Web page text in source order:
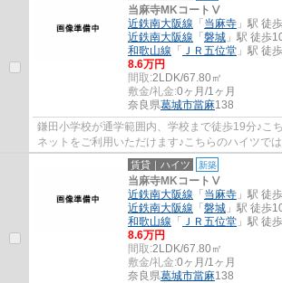
当麻寺MKコートⅤ
近鉄南大阪線 「 当麻寺 」駅 徒
近鉄南大阪線 「 磐城 」駅 徒歩
和歌山線 「 ＪＲ五位堂 」駅 徒
8.6万円
間取:2LDK/67.80㎡
敷金/礼金:0ヶ月/1ヶ月
奈良県葛城市當麻138
鎌田小学校が通学範囲内、学校まで徒歩19分♪こ
ネットをご利用いただけます♪こちらのハイツで
飼うことができます♪葛城市や近鉄南大阪線当...
賃貸｜ハイツ 新築
当麻寺MKコートⅤ
近鉄南大阪線 「 当麻寺 」駅 徒
近鉄南大阪線 「 磐城 」駅 徒歩
和歌山線 「 ＪＲ五位堂 」駅 徒
8.6万円
間取:2LDK/67.80㎡
敷金/礼金:0ヶ月/1ヶ月
奈良県葛城市當麻138